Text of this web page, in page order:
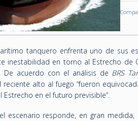
tanquero enfrenta uno de sus
inestabilidad en torno al Estrecho
De acuerdo con el análisis de BRS
alto al fuego “fueron
Estrecho en el futuro previsible”.
escenario responde, en gran